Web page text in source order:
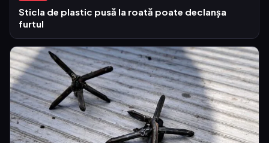
Sticla de plastic pusă la roată poate declanșa
furtul